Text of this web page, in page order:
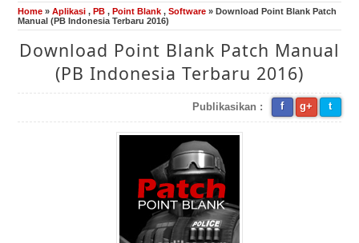
Home »Aplikasi ,PB ,Point Blank ,Software » Download Point Blank Patch
Manual (PB Indonesia Terbaru 2016)
Download Point Blank Patch Manual
(PB Indonesia Terbaru 2016)
f g+ t
Publikasikan :